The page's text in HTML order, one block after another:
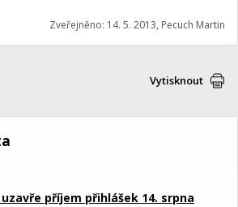
Zveřejněno: 14. 5. 2013, Pecuch Martin
Vytisknout
příjem přihlášek 14. srpna